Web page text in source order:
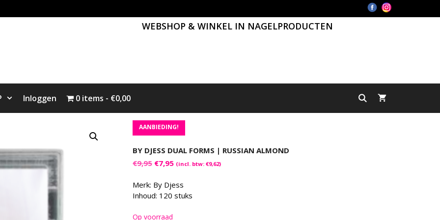
WEBSHOP & WINKEL IN NAGELPRODUCTEN
Inloggen 0 items €0,00
AANBIEDING!
BY DJESS DUAL FORMS | RUSSIAN ALMOND
€9,95 Oorspronkelijke
was:
€9,95.
€7,95Huidige
is:
€7,95.
(incl. btw: €9,62)
Merk: By Djess
Inhoud: 120 stuks
Op voorraad